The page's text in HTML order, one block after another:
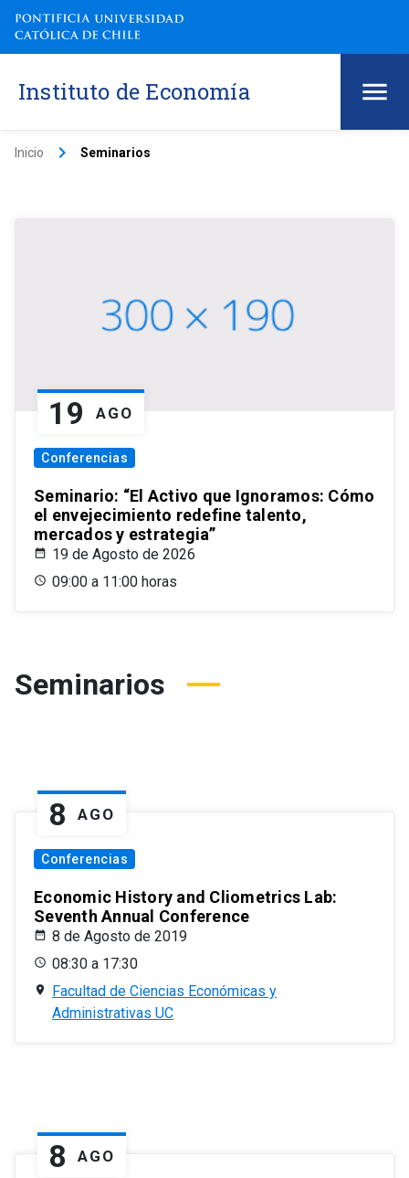
Instituto de Economía
Inicio keyboard_arrow_right Seminarios
19 AGO
Conferencias
Seminario: “El Activo que Ignoramos: Cómo
el envejecimiento redefine talento,
mercados y estrategia”
19 de Agosto de 2026
09:00 a 11:00 horas
Seminarios
8 AGO
Conferencias
Economic History and Cliometrics Lab:
Seventh Annual Conference
8 de Agosto de 2019
08:30 a 17:30
Facultad de Ciencias Económicas y
Administrativas UC
8 AGO